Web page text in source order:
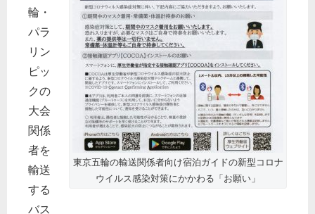
東京五輪の輸送関係者向け宿泊ガイドの新型コロナ
ウイルス感染対策にかかわる「お願い」
輪・
パラ
リン
ピッ
クの
大会
関係
者を
輸送
する
バス